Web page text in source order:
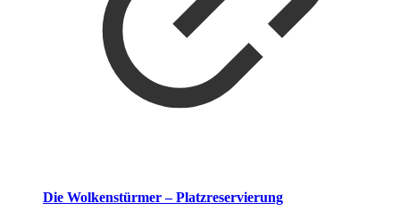
Die Wolkenstürmer – Platzreservierung